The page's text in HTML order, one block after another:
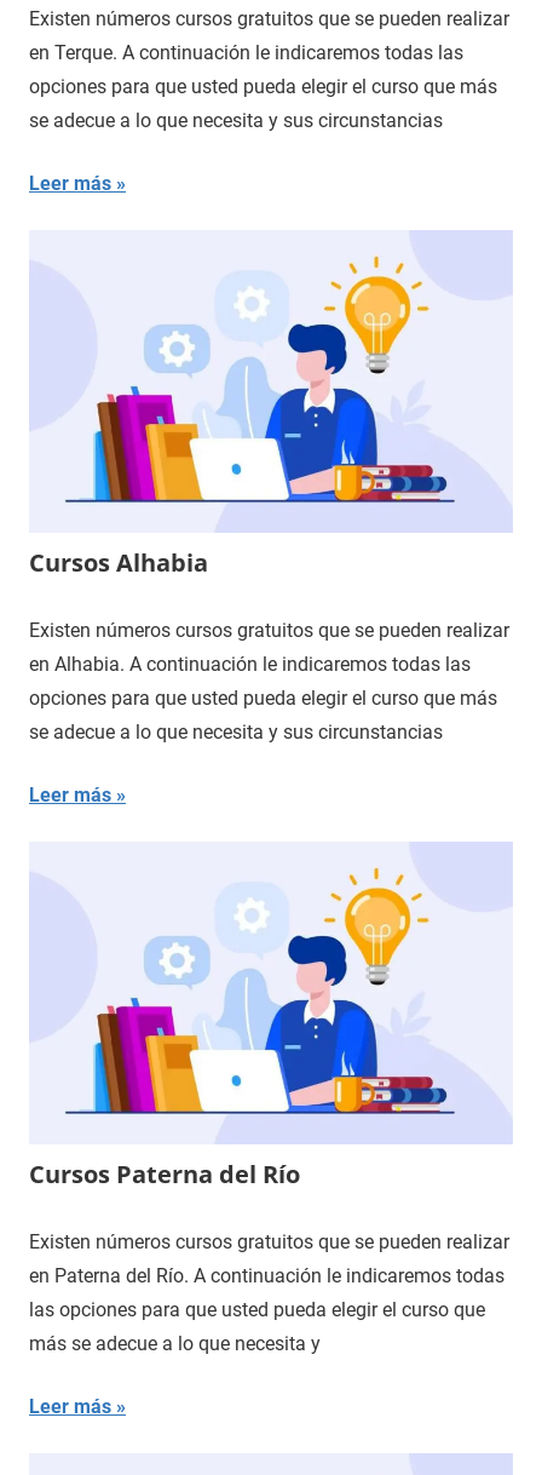
Existen números cursos gratuitos que se pueden realizar
en Terque. A continuación le indicaremos todas las
opciones para que usted pueda elegir el curso que más
se adecue a lo que necesita y sus circunstancias
Leer más
Cursos Alhabia
Existen números cursos gratuitos que se pueden realizar
en Alhabia. A continuación le indicaremos todas las
opciones para que usted pueda elegir el curso que más
se adecue a lo que necesita y sus circunstancias
Leer más
Cursos Paterna del Río
Existen números cursos gratuitos que se pueden realizar
en Paterna del Río. A continuación le indicaremos todas
las opciones para que usted pueda elegir el curso que
más se adecue a lo que necesita y
Leer más